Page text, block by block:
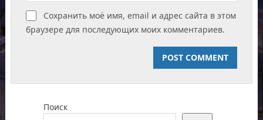
Сохранить моё имя, email и адрес сайта в этом
браузере для последующих моих комментариев.
Поиск